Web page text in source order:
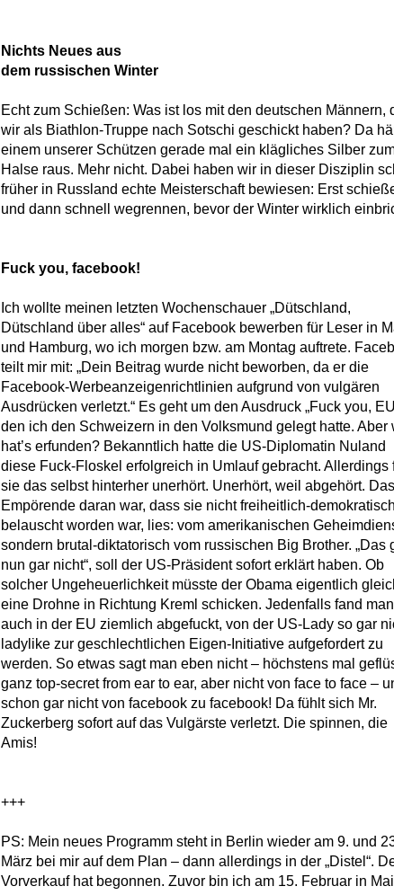
Nichts Neues aus
dem russischen Winter
Echt zum Schießen: Was ist los mit den deutschen Männern,
wir als Biathlon-Truppe nach Sotschi geschickt haben? Da
einem unserer Schützen gerade mal ein klägliches Silber
Halse raus. Mehr nicht. Dabei haben wir in dieser Disziplin
früher in Russland echte Meisterschaft bewiesen: Erst
und dann schnell wegrennen, bevor der Winter wirklich
Fuck you, facebook!
Ich wollte meinen letzten Wochenschauer „Dütschland,
Dütschland über alles“ auf Facebook bewerben für Leser in
und Hamburg, wo ich morgen bzw. am Montag auftrete.
teilt mir mit: „Dein Beitrag wurde nicht beworben, da er die
Facebook-Werbeanzeigenrichtlinien aufgrund von vulgären
Ausdrücken verletzt.“ Es geht um den Ausdruck „Fuck you,
den ich den Schweizern in den Volksmund gelegt hatte. Aber
hat’s erfunden? Bekanntlich hatte die US-Diplomatin Nuland
diese Fuck-Floskel erfolgreich in Umlauf gebracht. Allerdings
sie das selbst hinterher unerhört. Unerhört, weil abgehört. Das
Empörende daran war, dass sie nicht freiheitlich-demokratisch
belauscht worden war, lies: vom amerikanischen
sondern brutal-diktatorisch vom russischen Big Brother. „Das
nun gar nicht“, soll der US-Präsident sofort erklärt haben. Ob
solcher Ungeheuerlichkeit müsste der Obama eigentlich
eine Drohne in Richtung Kreml schicken. Jedenfalls fand
auch in der EU ziemlich abgefuckt, von der US-Lady so gar
ladylike zur geschlechtlichen Eigen-Initiative aufgefordert zu
werden. So etwas sagt man eben nicht – höchstens mal
ganz top-secret from ear to ear, aber nicht von face to face –
schon gar nicht von facebook zu facebook! Da fühlt sich Mr.
Zuckerberg sofort auf das Vulgärste verletzt. Die spinnen, die
Amis!
+++
PS: Mein neues Programm steht in Berlin wieder am 9. und
März bei mir auf dem Plan – dann allerdings in der „Distel“.
Vorverkauf hat begonnen. Zuvor bin ich am 15. Februar in